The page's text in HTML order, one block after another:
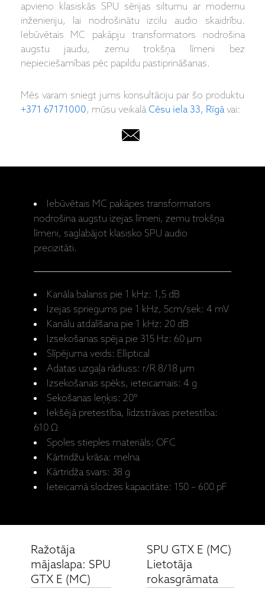
apvieno klasiskās SPU sērijas siltumu ar modernu
inženieriju, lai nodrošinātu izcilu audio skaidrību.
Iebūvētais MC pakāpju transformators nodrošina
augstu jaudu, zemu trokšņa līmeni bez
nepieciešamības pēc papildu pastiprināšanas.
Mēs varam sniegt jums konsultāciju par šo produktu
+371 67171000, mūsu veikalāCēsu iela 33, Rīgāvai:
Iebūvētais MC pakāpes transformators
nodrošina augstu izejas līmeni, zemu trokšņa
līmeni, saglabājot klasisko SPU audio
precizitāti.
Kanāla balanss pie 1 kHz: 1,5 dB
Izejas spriegums pie 1 kHz, 5cm/sek: 4 mV
Kanālu atdalīšana pie 1 kHz: 20 dB
Izsekošanas spēja pie 315 Hz: 60 μm
Slīpējuma veids: Elliptical
Adatas uzgaļa rādiuss: r/R 8/18 μm
Izsekošanas spēks, ieteicamais: 4 g
Sekošanas leņķis: 20°
Iekšējā pretestība, līdzstrāvas pretestība:
610 Ω
Spoles stieples materiāls: OFC
Kārtridžu krāsa: melna
Kārtridža svars: 38 g
Ieteicamā slodzes kapacitāte: 150 – 600 pF
Ražotāja
mājaslapa: SPU
GTX E (MC)
SPU GTX E (MC)
Lietotāja
rokasgrāmata